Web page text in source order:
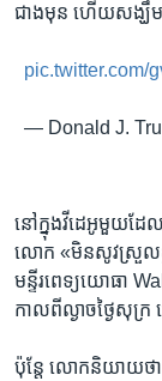
ជាង​មុន ហើយ​សង្ឃឹ
pic.twitter.com/
— Donald J.
នៅ​ក្នុង​វីដេអូ​មួយ​ដ
លោក «មិន​សូវ​ស្រួលខ្
មន្ទីរពេទ្យ​យោធា
កាល​ពី​ល្ងាចថ្ងៃ​សុក្
ប៉ុន្តែ​ លោក​និយាយ​ថ